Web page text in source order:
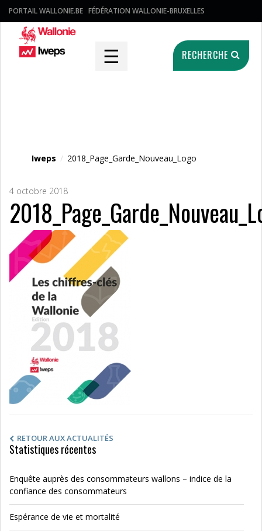
PORTAIL WALLONIE.BE FÉDÉRATION WALLONIE-BRUXELLES
☰ RECHERCHE
Iweps / 2018_Page_Garde_Nouveau_Logo
4 octobre 2018
RETOUR AUX ACTUALITÉS
Statistiques récentes
Enquête auprès des consommateurs wallons – indice de la
confiance des consommateurs
Espérance de vie et mortalité